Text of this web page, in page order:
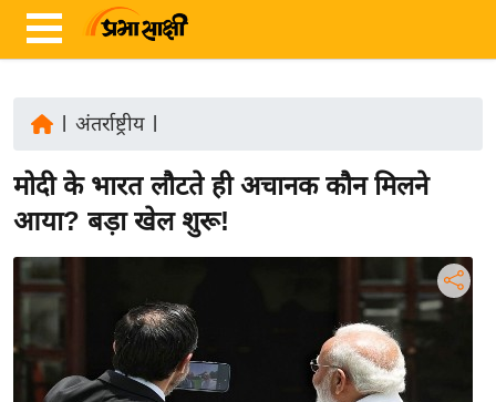
ज़ा
ख
रा
ष्ट्री
अंतर्राष्ट्रीय|
मोदी के भारत लौटते ही अचानक कौन मिलने
आया? बड़ा खेल शुरू!